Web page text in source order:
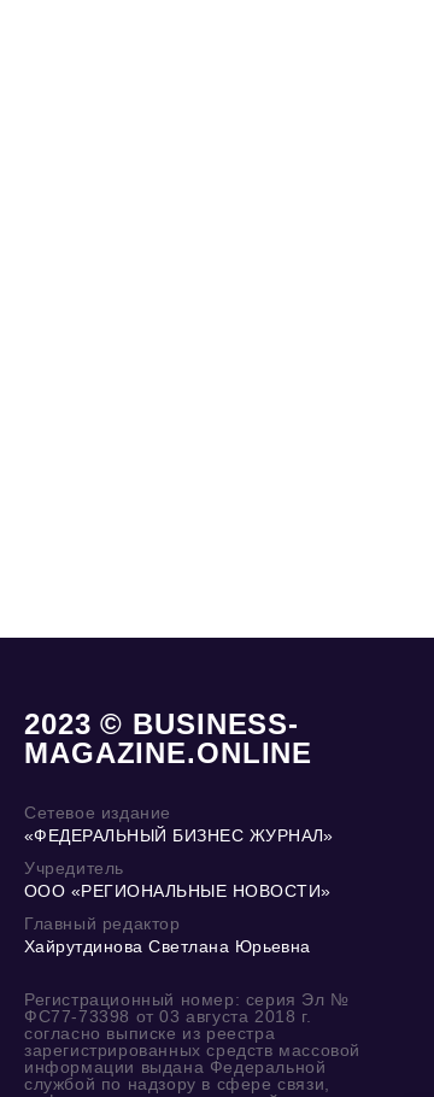
2023 © BUSINESS-
MAGAZINE.ONLINE
Сетевое издание
«ФЕДЕРАЛЬНЫЙ БИЗНЕС ЖУРНАЛ»
Учредитель
ООО «РЕГИОНАЛЬНЫЕ НОВОСТИ»
Главный редактор
Хайрутдинова Светлана Юрьевна
Регистрационный номер: серия Эл №
ФС77-73398 от 03 августа 2018 г.
согласно выписке из реестра
зарегистрированных средств массовой
информации выдана Федеральной
службой по надзору в сфере связи,